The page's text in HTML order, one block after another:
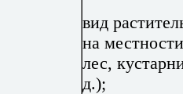
вид
на
лес,
д.);